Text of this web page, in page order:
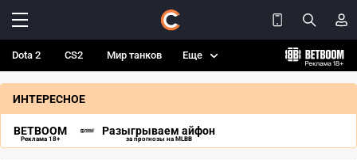
Dota 2 CS2 Мир танков Еще
ИНТЕРЕСНОЕ
BETBOOM
Реклама 18+
Разыгрываем айфон
за прогнозы на MLBB